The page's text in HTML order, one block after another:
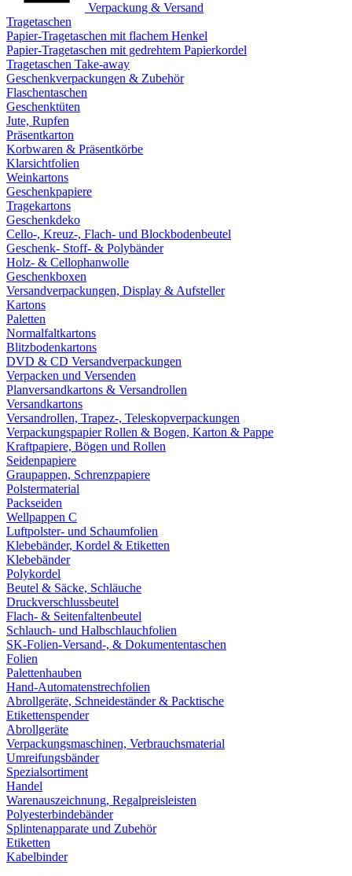
Verpackung & Versand
Tragetaschen
Papier-Tragetaschen mit flachem Henkel
Papier-Tragetaschen mit gedrehtem Papierkordel
Tragetaschen Take-away
Geschenkverpackungen & Zubehör
Flaschentaschen
Geschenktüten
Jute, Rupfen
Präsentkarton
Korbwaren & Präsentkörbe
Klarsichtfolien
Weinkartons
Geschenkpapiere
Tragekartons
Geschenkdeko
Cello-, Kreuz-, Flach- und Blockbodenbeutel
Geschenk- Stoff- & Polybänder
Holz- & Cellophanwolle
Geschenkboxen
Versandverpackungen, Display & Aufsteller
Kartons
Paletten
Normalfaltkartons
Blitzbodenkartons
DVD & CD Versandverpackungen
Verpacken und Versenden
Planversandkartons & Versandrollen
Versandkartons
Versandrollen, Trapez-, Teleskopverpackungen
Verpackungspapier Rollen & Bogen, Karton & Pappe
Kraftpapiere, Bögen und Rollen
Seidenpapiere
Graupappen, Schrenzpapiere
Polstermaterial
Packseiden
Wellpappen C
Luftpolster- und Schaumfolien
Klebebänder, Kordel & Etiketten
Klebebänder
Polykordel
Beutel & Säcke, Schläuche
Druckverschlussbeutel
Flach- & Seitenfaltenbeutel
Schlauch- und Halbschlauchfolien
SK-Folien-Versand-, & Dokumententaschen
Folien
Palettenhauben
Hand-Automatenstrechfolien
Abrollgeräte, Schneideständer & Packtische
Etikettenspender
Abrollgeräte
Verpackungsmaschinen, Verbrauchsmaterial
Umreifungsbänder
Spezialsortiment
Handel
Warenauszeichnung, Regalpreisleisten
Polyesterbindebänder
Splintenapparate und Zubehör
Etiketten
Kabelbinder